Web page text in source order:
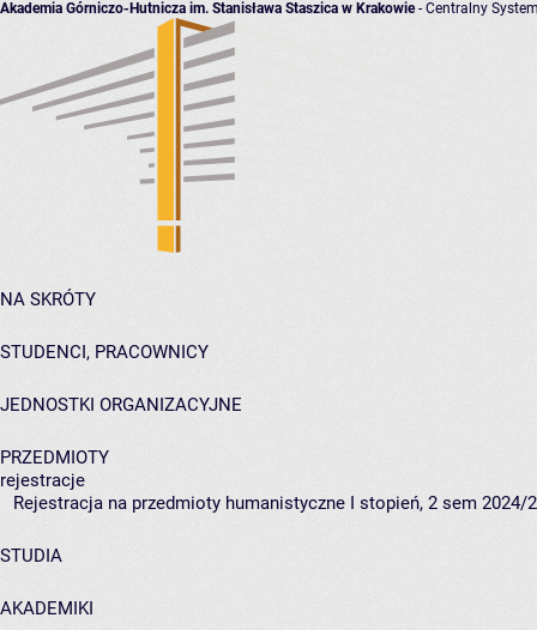
Akademia Górniczo-Hutnicza im. Stanisława Staszica w Krakowie- Centralny
NA SKRÓTY
STUDENCI, PRACOWNICY
JEDNOSTKI ORGANIZACYJNE
PRZEDMIOTY
rejestracje
Rejestracja na przedmioty humanistyczne I stopień, 2 sem 2024/
STUDIA
AKADEMIKI